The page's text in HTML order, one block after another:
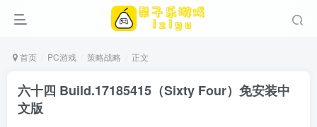
首页 PC游戏 策略战略 正文
六十四 Build.17185415（Sixty Four）免安装中
文版